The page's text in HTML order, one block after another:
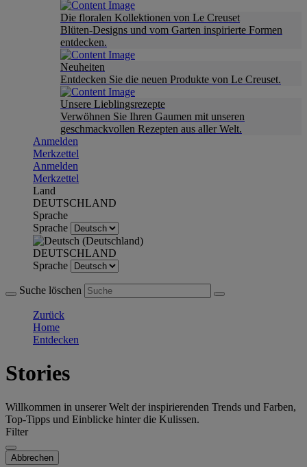
Die floralen Kollektionen von Le Creuset
Blüten-Designs und vom Garten inspirierte Formen
entdecken.
Neuheiten
Entdecken Sie die neuen Produkte von Le Creuset.
Unsere Lieblingsrezepte
Verwöhnen Sie Ihren Gaumen mit unseren
geschmackvollen Rezepten aus aller Welt.
Anmelden
Merkzettel
Anmelden
Merkzettel
Land
DEUTSCHLAND
Sprache
Sprache
DEUTSCHLAND
Sprache
Suche löschen
Zurück
Home
Entdecken
Stories
Willkommen in unserer Welt der inspirierenden Trends und Farben,
Top-Tipps und Einblicke hinter die Kulissen.
Filter
Abbrechen